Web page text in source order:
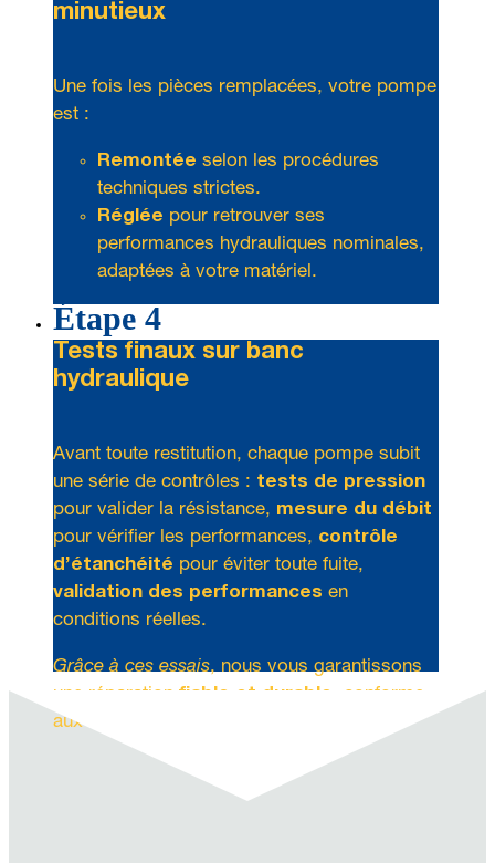
minutieux
Une fois les pièces remplacées, votre pompe
est :
Remontée selon les procédures
techniques strictes.
Réglée pour retrouver ses
performances hydrauliques nominales,
adaptées à votre matériel.
Étape 4
Tests finaux sur banc
hydraulique
Avant toute restitution, chaque pompe subit
une série de contrôles : tests de pression
pour valider la résistance, mesure du débit
pour vérifier les performances, contrôle
d’étanchéité pour éviter toute fuite,
validation des performances en
conditions réelles.
Grâce à ces essais, nous vous garantissons
une réparation fiable et durable
, conforme
aux standards d’origine.